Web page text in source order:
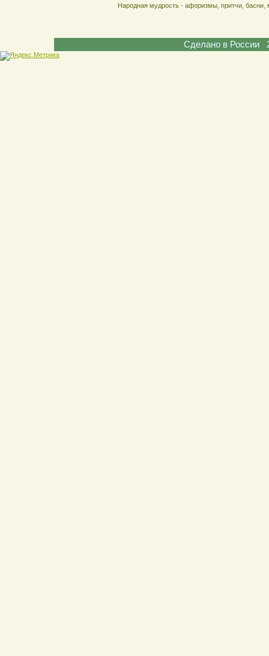
Народная мудрость - афоризмы, притчи,
Сделано в России